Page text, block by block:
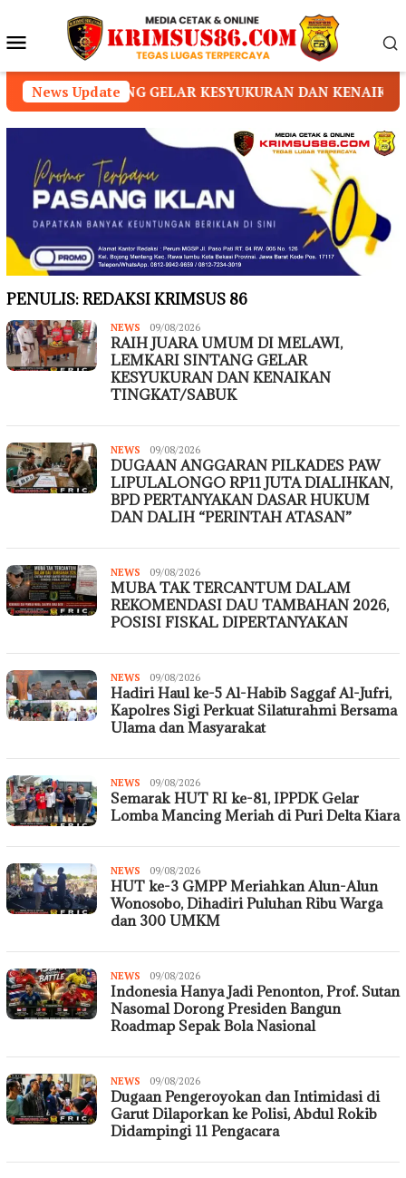
konten Menu
Mobile
News Update
GELAR KESYUKURAN DAN KENAIKAN TINGKAT/
PENULIS:REDAKSI KRIMSUS 86
NEWS Redaksi
Krimsus
86
09/08/2026
RAIH JUARA UMUM DI MELAWI,
LEMKARI SINTANG GELAR
KESYUKURAN DAN KENAIKAN
TINGKAT/SABUK
NEWS Redaksi
Krimsus
86
09/08/2026
DUGAAN ANGGARAN PILKADES PAW
LIPULALONGO RP11 JUTA DIALIHKAN,
BPD PERTANYAKAN DASAR HUKUM
DAN DALIH “PERINTAH ATASAN”
NEWS Redaksi
Krimsus
86
09/08/2026
MUBA TAK TERCANTUM DALAM
REKOMENDASI DAU TAMBAHAN 2026,
POSISI FISKAL DIPERTANYAKAN
NEWS Redaksi
Krimsus
86
09/08/2026
Hadiri Haul ke-5 Al-Habib Saggaf Al-Jufri,
Kapolres Sigi Perkuat Silaturahmi Bersama
Ulama dan Masyarakat
NEWS Redaksi
Krimsus
86
09/08/2026
Semarak HUT RI ke-81, IPPDK Gelar
Lomba Mancing Meriah di Puri Delta Kiara
NEWS Redaksi
Krimsus
86
09/08/2026
HUT ke-3 GMPP Meriahkan Alun-Alun
Wonosobo, Dihadiri Puluhan Ribu Warga
dan 300 UMKM
NEWS Redaksi
Krimsus
86
09/08/2026
Indonesia Hanya Jadi Penonton, Prof. Sutan
Nasomal Dorong Presiden Bangun
Roadmap Sepak Bola Nasional
NEWS Redaksi
Krimsus
86
09/08/2026
Dugaan Pengeroyokan dan Intimidasi di
Garut Dilaporkan ke Polisi, Abdul Rokib
Didampingi 11 Pengacara